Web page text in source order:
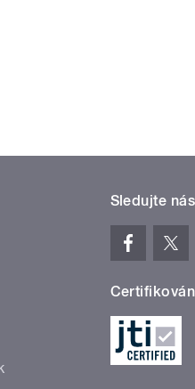
Sledujte nás